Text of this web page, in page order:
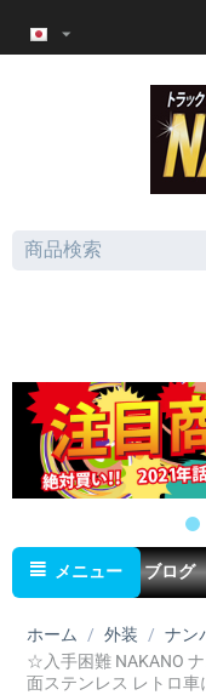
メニュー ブログ
ホーム / 外装 / ナン
☆入手困難 NAKANO
面ステンレス レトロ車